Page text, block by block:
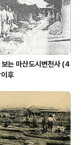
보는 마산도시변천사 (4
후